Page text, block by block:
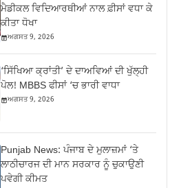
ਮੈਡੀਕਲ ਵਿਦਿਆਰਥੀਆਂ ਨਾਲ ਫ਼ੀਸਾਂ ਵਧਾ ਕੇ
ਕੀਤਾ ਧੋਖਾ
ਅਗਸਤ 9, 2026
‘ਸਿੱਖਿਆ ਕ੍ਰਾਂਤੀ’ ਦੇ ਦਾਅਵਿਆਂ ਦੀ ਖੁੱਲ੍ਹੀ
ਪੋਲ! MBBS ਫੀਸਾਂ ‘ਚ ਭਾਰੀ ਵਾਧਾ
ਅਗਸਤ 9, 2026
Punjab News: ਪੰਜਾਬ ਦੇ ਮੁਲਾਜ਼ਮਾਂ ‘ਤੇ
ਲਾਠੀਚਾਰਜ ਦੀ ਮਾਨ ਸਰਕਾਰ ਨੂੰ ਚੁਕਾਉਣੀ
ਪਵੇਗੀ ਕੀਮਤ